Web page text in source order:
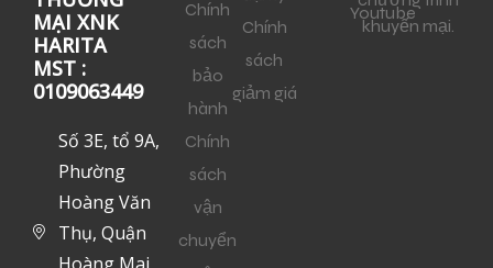
MẠI XNK
HARITA
MST :
0109063449
Số 3E, tổ 9A,
Phường
Hoàng Văn
Thụ, Quận
Chính
sách
bảo
hành
Chính
sách
vận
chuyển
Chính
sách
giảm giá
Youtube
khuyến mại.